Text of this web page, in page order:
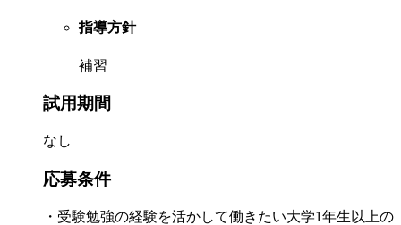
指導方針
補習
試用期間
なし
応募条件
・受験勉強の経験を活かして働きたい大学1年生以上の